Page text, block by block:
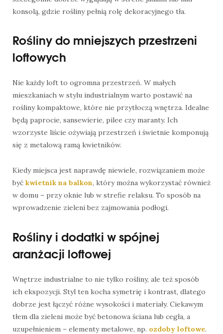
konsolą, gdzie rośliny pełnią rolę dekoracyjnego tła.
Rośliny do mniejszych przestrzeni
loftowych
Nie każdy loft to ogromna przestrzeń. W małych
mieszkaniach w stylu industrialnym warto postawić na
rośliny kompaktowe, które nie przytłoczą wnętrza. Idealne
będą paprocie, sansewierie, pilee czy maranty. Ich
wzorzyste liście ożywiają przestrzeń i świetnie komponują
się z metalową ramą kwietników.
Kiedy miejsca jest naprawdę niewiele, rozwiązaniem może
być kwietnik na balkon, który można wykorzystać również
w domu – przy oknie lub w strefie relaksu. To sposób na
wprowadzenie zieleni bez zajmowania podłogi.
Rośliny i dodatki w spójnej
aranżacji loftowej
Wnętrze industrialne to nie tylko rośliny, ale też sposób
ich ekspozycji. Styl ten kocha symetrię i kontrast, dlatego
dobrze jest łączyć różne wysokości i materiały. Ciekawym
tłem dla zieleni może być betonowa ściana lub cegła, a
uzupełnieniem – elementy metalowe, np. ozdoby loftowe.